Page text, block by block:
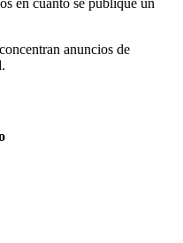
en cuanto se publique un
anuncios de